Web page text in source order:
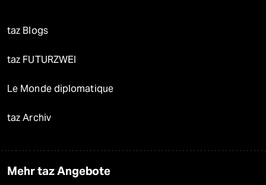
taz Blogs
taz FUTURZWEI
Le Monde diplomatique
taz Archiv
Mehr taz Angebote